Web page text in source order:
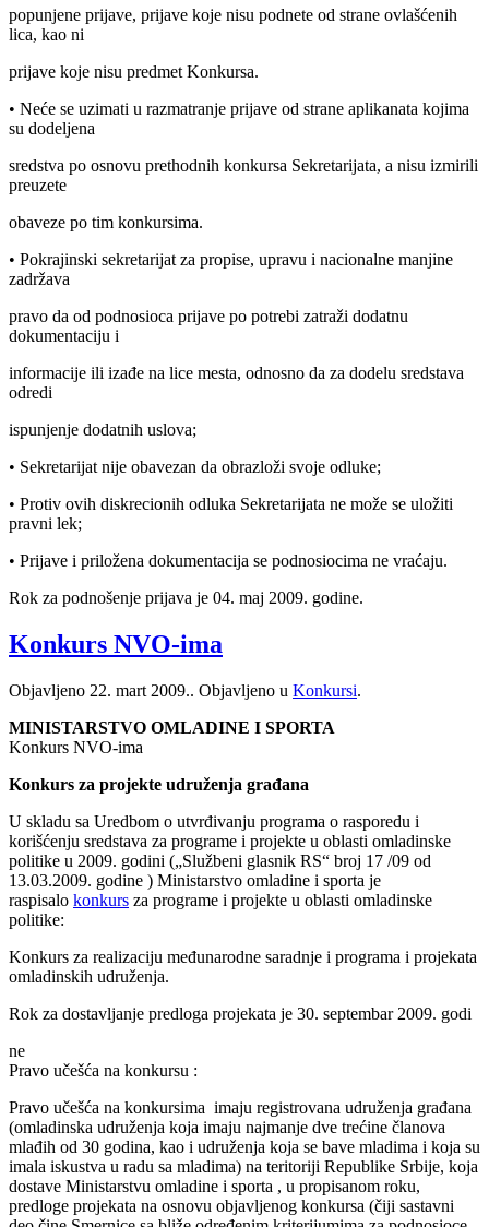
popunjene prijave, prijave koje nisu podnete od strane ovlašćenih
lica, kao ni
prijave koje nisu predmet Konkursa.
• Neće se uzimati u razmatranje prijave od strane aplikanata kojima
su dodeljena
sredstva po osnovu prethodnih konkursa Sekretarijata, a nisu izmirili
preuzete
obaveze po tim konkursima.
• Pokrajinski sekretarijat za propise, upravu i nacionalne manjine
zadržava
pravo da od podnosioca prijave po potrebi zatraži dodatnu
dokumentaciju i
informacije ili izađe na lice mesta, odnosno da za dodelu sredstava
odredi
ispunjenje dodatnih uslova;
• Sekretarijat nije obavezan da obrazloži svoje odluke;
• Protiv ovih diskrecionih odluka Sekretarijata ne može se uložiti
pravni lek;
• Prijave i priložena dokumentacija se podnosiocima ne vraćaju.
Rok za podnošenje prijava je 04. maj 2009. godine.
Konkurs NVO-ima
Objavljeno 22. mart 2009.. Objavljeno u Konkursi.
MINISTARSTVO OMLADINE I SPORTA
Konkurs NVO-ima
Konkurs za projekte udruženja građana
U skladu sa Uredbom o utvrđivanju programa o rasporedu i
korišćenju sredstava za programe i projekte u oblasti omladinske
politike u 2009. godini („Službeni glasnik RS“ broj 17 /09 od
13.03.2009. godine ) Ministarstvo omladine i sporta je
raspisalo konkurs za programe i projekte u oblasti omladinske
politike:
Konkurs za realizaciju međunarodne saradnje i programa i projekata
omladinskih udruženja.
Rok za dostavljanje predloga projekata je 30. septembar 2009. godi
ne
Pravo učešća na konkursu :
Pravo učešća na konkursima imaju registrovana udruženja građana
(omladinska udruženja koja imaju najmanje dve trećine članova
mlađih od 30 godina, kao i udruženja koja se bave mladima i koja su
imala iskustva u radu sa mladima) na teritoriji Republike Srbije, koja
dostave Ministarstvu omladine i sporta , u propisanom roku,
predloge projekata na osnovu objavljenog konkursa (čiji sastavni